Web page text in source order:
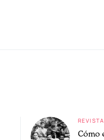
REVISTA
Cómo